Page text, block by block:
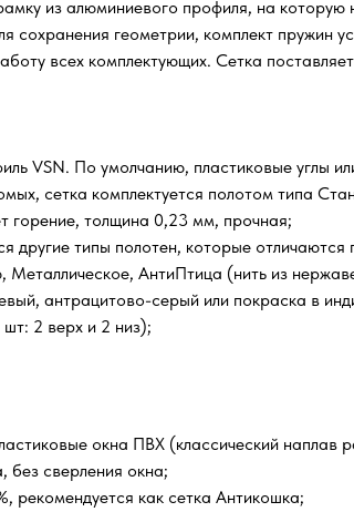
из алюминиевого профиля, на которую
сохранения геометрии, комплект пружин
всех комплектующих. Сетка
VSN. По умолчанию, пластиковые углы
сетка комплектуется полотом типа
горение, толщина 0,23 мм, прочная;
другие типы полотен, которые
АнтиПтица (нить из
антрацитово-серый или покраска в
2 верх и 2 низ);
окна ПВХ (классический
без сверления окна;
рекомендуется как сетка Антикошка;